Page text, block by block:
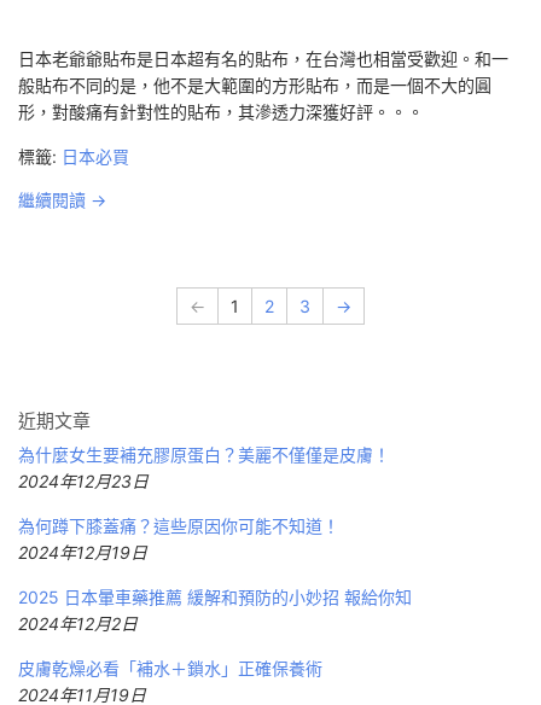
日本老爺爺貼布是日本超有名的貼布，在台灣也相當受歡迎。和一
般貼布不同的是，他不是大範圍的方形貼布，而是一個不大的圓
形，對酸痛有針對性的貼布，其滲透力深獲好評。。。
標籤: 日本必買
繼續閱讀 →
← 1 2 3 →
近期文章
為什麼女生要補充膠原蛋白？美麗不僅僅是皮膚！
2024年12月23日
為何蹲下膝蓋痛？這些原因你可能不知道！
2024年12月19日
2025 日本暈車藥推薦 緩解和預防的小妙招 報給你知
2024年12月2日
皮膚乾燥必看「補水＋鎖水」正確保養術
2024年11月19日